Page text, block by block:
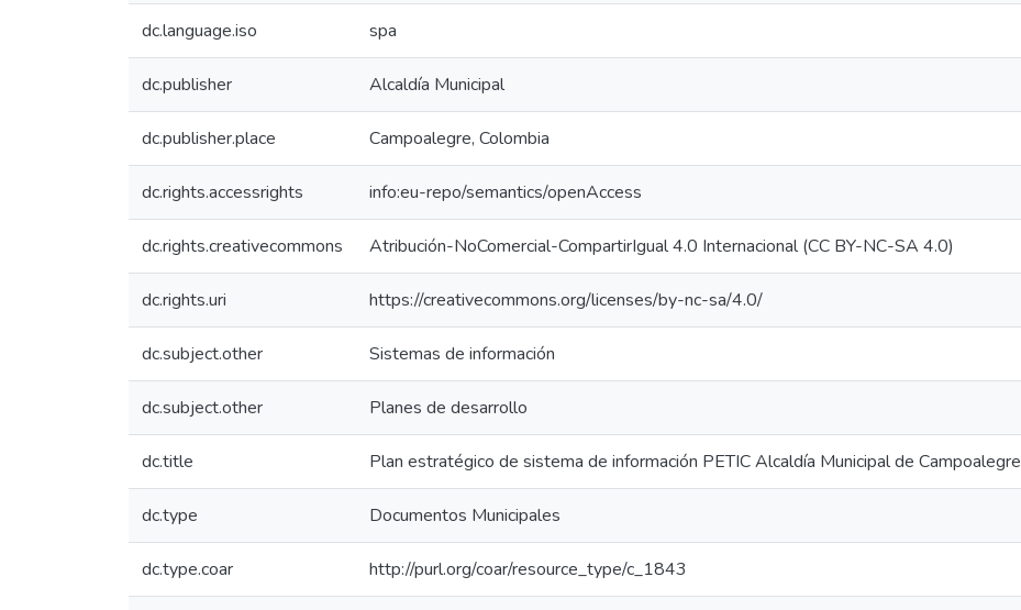
dc.language.iso spa
dc.publisher Alcaldía Municipal
dc.publisher.place Campoalegre, Colombia
dc.rights.accessrights info:eu-repo/semantics/openAccess
dc.rights.creativecommons Atribución-NoComercial-CompartirIgual 4.0 Internacional (CC BY-NC-SA 4.0)
dc.rights.uri https://creativecommons.org/licenses/by-nc-sa/4.0/
dc.subject.other Sistemas de información
dc.subject.other Planes de desarrollo
dc.title Plan estratégico de sistema de información PETIC Alcaldía Municipal de Campoalegre
dc.type Documentos Municipales
dc.type.coar http://purl.org/coar/resource_type/c_1843